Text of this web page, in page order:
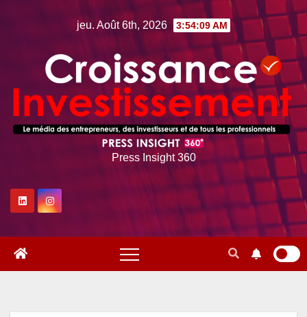
jeu. Août 6th, 2026 3:54:10 AM
Press Insight 360